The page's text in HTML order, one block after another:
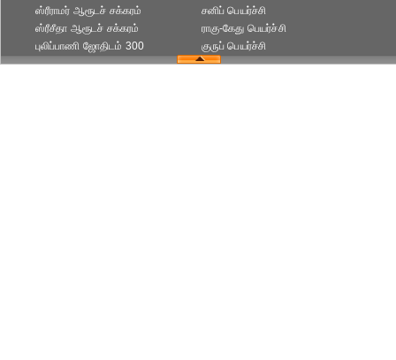
ஸ்ரீராமர் ஆரூடச் சக்கரம்
ஸ்ரீசீதா ஆரூடச் சக்கரம்
புலிப்பாணி ஜோதிடம் 300
சனிப் பெயர்ச்சி
ராகு-கேது பெயர்ச்சி
குருப் பெயர்ச்சி